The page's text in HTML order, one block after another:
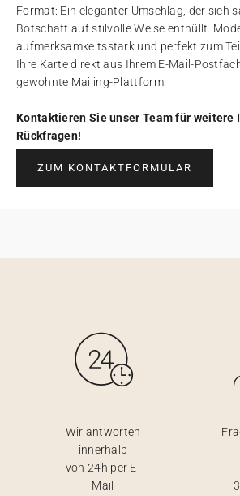
Format: Ein eleganter Umschlag, der sich
Botschaft auf stilvolle Weise enthüllt.
aufmerksamkeitsstark und perfekt zum
Ihre Karte direkt aus Ihrem E-Mail-
gewohnte Mailing-Plattform.
Kontaktieren Sie unser Team für weitere
Rückfragen!
ZUM KONTAKTFORMULAR
Wir antworten
innerhalb
von 24h per E-
Mail